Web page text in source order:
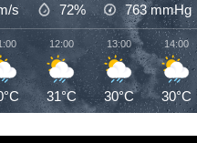
s 72% 763mmHg
12:00
31°C
13:00
30°C
14:00
30°C